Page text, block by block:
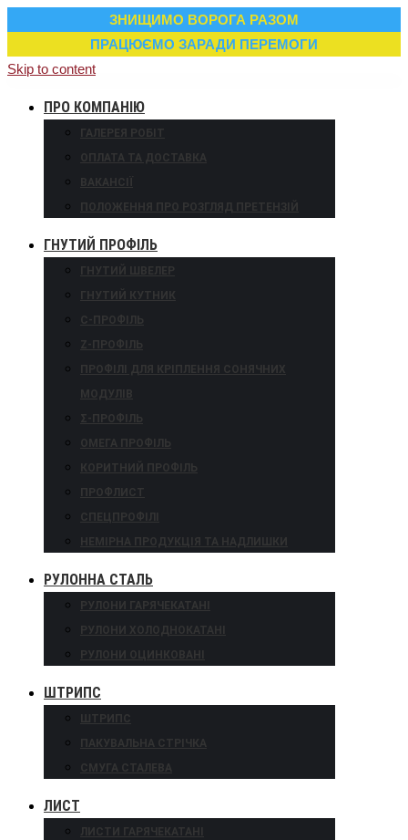
ЗНИЩИМО ВОРОГА РАЗОМ
ПРАЦЮЄМО ЗАРАДИ ПЕРЕМОГИ
Skip to content
ПРО КОМПАНІЮ
ГАЛЕРЕЯ РОБІТ
ОПЛАТА ТА ДОСТАВКА
ВАКАНСІЇ
ПОЛОЖЕННЯ ПРО РОЗГЛЯД ПРЕТЕНЗІЙ
ГНУТИЙ ПРОФІЛЬ
ГНУТИЙ ШВЕЛЕР
ГНУТИЙ КУТНИК
С-ПРОФІЛЬ
Z-ПРОФІЛЬ
ПРОФІЛІ ДЛЯ КРІПЛЕННЯ СОНЯЧНИХ
МОДУЛІВ
Σ-ПРОФІЛЬ
ОМЕГА ПРОФІЛЬ
КОРИТНИЙ ПРОФІЛЬ
ПРОФЛИСТ
СПЕЦПРОФІЛІ
НЕМІРНА ПРОДУКЦІЯ ТА НАДЛИШКИ
РУЛОННА СТАЛЬ
РУЛОНИ ГАРЯЧЕКАТАНІ
РУЛОНИ ХОЛОДНОКАТАНІ
РУЛОНИ ОЦИНКОВАНІ
ШТРИПС
ШТРИПС
ПАКУВАЛЬНА СТРІЧКА
СМУГА СТАЛЕВА
ЛИСТ
ЛИСТИ ГАРЯЧЕКАТАНІ